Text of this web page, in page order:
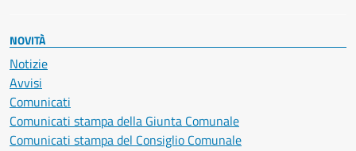
NOVITÀ
Notizie
Avvisi
Comunicati
Comunicati stampa della Giunta Comunale
Comunicati stampa del Consiglio Comunale